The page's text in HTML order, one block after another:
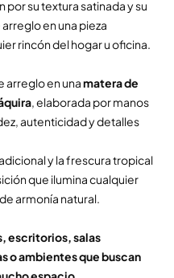
su textura satinada y su
en una pieza
rincón del hogar u oficina.
arreglo en unamatera de
, elaborada por manos
autenticidad y detalles
y la frescura tropical
que ilumina cualquier
armonía natural.
escritorios, salas
o ambientes que buscan